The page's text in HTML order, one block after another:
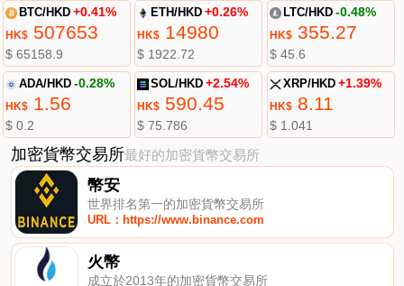
BTC/HKD +0.41%
HK$507653
$ 65158.9
ETH/HKD +0.26%
HK$ 14980
$ 1922.72
LTC/HKD -0.48%
HK$355.27
$ 45.6
ADA/HKD -0.28%
HK$1.56
$ 0.2
SOL/HKD +2.54%
HK$ 590.45
$ 75.786
XRP/HKD +1.39%
HK$8.11
$ 1.041
加密貨幣交易所最好的加密貨幣交易所
幣安
世界排名第一的加密貨幣交易所
URL：https://www.binance.com
火幣
成立於2013年的加密貨幣交易所